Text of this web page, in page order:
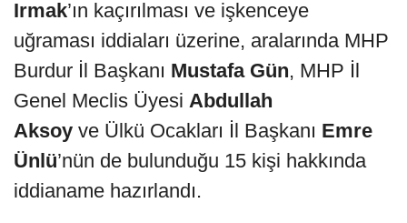
Irmak’ın kaçırılması ve işkenceye
uğraması iddiaları üzerine, aralarında MHP
Burdur İl Başkanı Mustafa Gün, MHP İl
Genel Meclis Üyesi Abdullah
Aksoy ve Ülkü Ocakları İl Başkanı Emre
Ünlü’nün de bulunduğu 15 kişi hakkında
iddianame hazırlandı.